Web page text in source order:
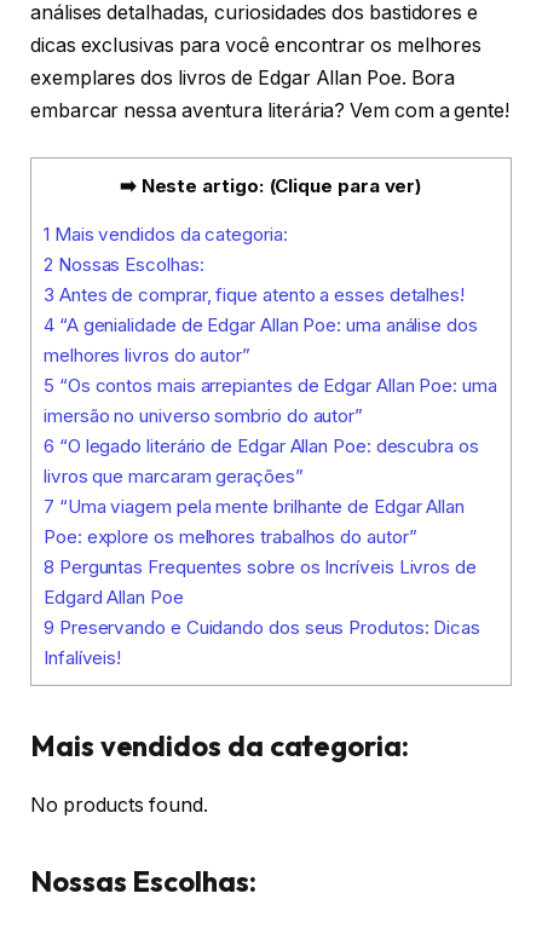
análises detalhadas, curiosidades dos bastidores e
dicas exclusivas para você encontrar os melhores
exemplares dos livros de Edgar Allan Poe. Bora
embarcar nessa aventura literária? Vem com a gente!
➡️ Neste artigo: (Clique para ver)
1 Mais vendidos da categoria:
2 Nossas Escolhas:
3 Antes de comprar, fique atento a esses detalhes!
4“A genialidade de Edgar Allan Poe: uma análise dos
melhores livros do autor”
5 “Os contos mais arrepiantes de Edgar Allan Poe: uma
imersão no universo sombrio do autor”
6 “O legado literário de Edgar Allan Poe: descubra os
livros que marcaram gerações”
7 “Uma viagem pela mente brilhante de Edgar Allan
Poe: explore os melhores trabalhos do autor”
8 Perguntas Frequentes sobre os Incríveis Livros de
Edgard Allan Poe
9 Preservando e Cuidando dos seus Produtos: Dicas
Infalíveis!
Mais vendidos da categoria:
No products found.
Nossas Escolhas: